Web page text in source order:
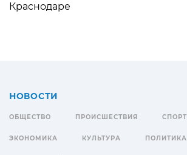
Краснодаре
НОВОСТИ
ОБЩЕСТВО ПРОИСШЕСТВИЯ СПОРТ
ЭКОНОМИКА КУЛЬТУРА ПОЛИТИКА